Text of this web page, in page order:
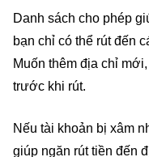
Danh sách cho phép
bạn chỉ có thể rút đến
Muốn thêm địa chỉ
trước khi rút.
Nếu tài khoản bị xâm
giúp ngăn rút tiền đến